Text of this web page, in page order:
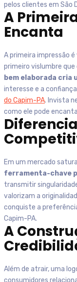
pelos clientes em São
A
Encanta
A primeira impressão
primeiro vislumbre
bem elaborada cria
interesse e a
do Capim-PA. Invista
como ele pode
Em um mercado
ferramenta-chave
transmitir
valorizam a
conquiste a
Capim-PA.
A
Além de atrair, uma
consumidores